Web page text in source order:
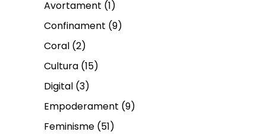
Avortament (1)
Confinament (9)
Coral (2)
Cultura (15)
Digital (3)
Empoderament (9)
Feminisme (51)